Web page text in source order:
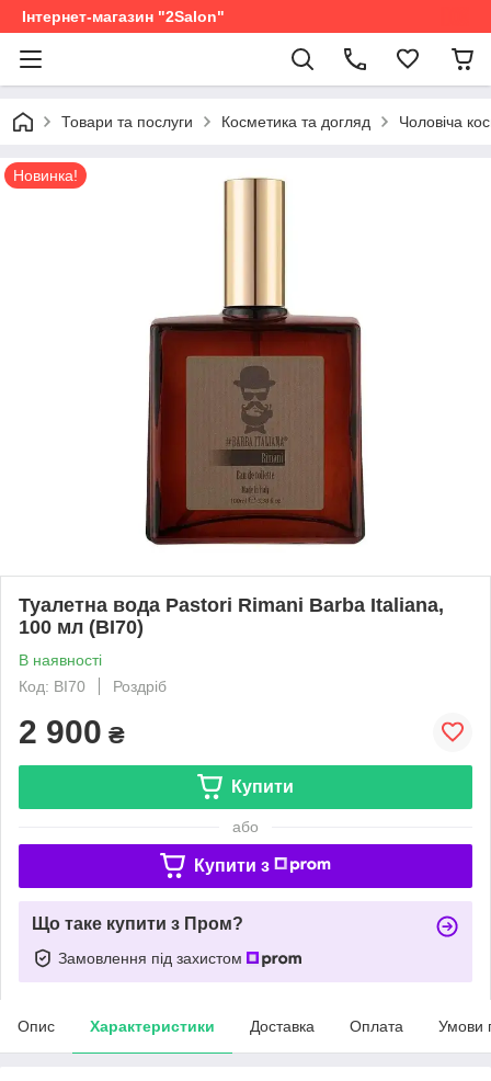
Інтернет-магазин "2Salon"
Товари та послуги Косметика та догляд Чоловіча
Новинка!
Туалетна вода Pastori Rimani Barba Italiana,
100 мл (BI70)
В наявності
Код: BI70
Роздріб
2 900 ₴
Купити
або
Купити з
Що таке купити з Пром?
Замовлення під захистом
Опис Характеристики Доставка Оплата Умови